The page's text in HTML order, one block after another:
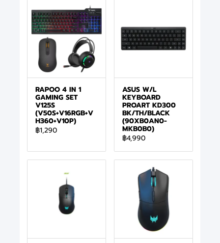
RAPOO 4 IN 1
GAMING SET
V125S
(V50S+V16RGB+V
H360+V10P)
฿1,290
ASUS W/L
KEYBOARD
PROART KD300
BK/TH/BLACK
(90XB0AN0-
MKB0B0)
฿4,990